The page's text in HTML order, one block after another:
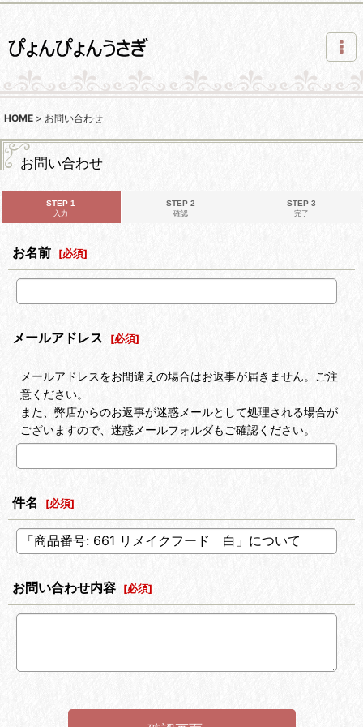
HOME > お問い合わせ
お問い合わせ
STEP 1
入力
STEP 2
確認
STEP 3
完了
お名前 [必須]
メールアドレス [必須]
メールアドレスをお間違えの場合はお返事が届きません。ご注
意ください。
また、弊店からのお返事が迷惑メールとして処理される場合が
ございますので、迷惑メールフォルダもご確認ください。
件名 [必須]
お問い合わせ内容 [必須]